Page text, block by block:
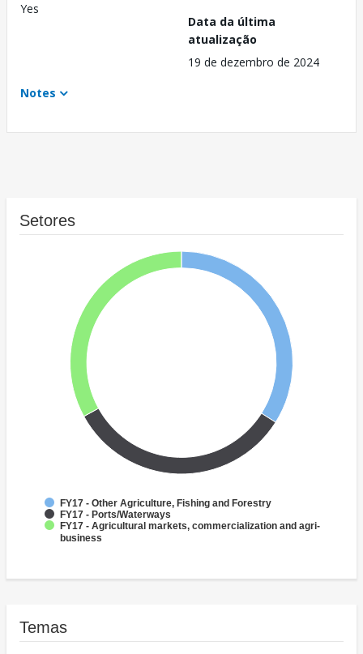
Yes
Data da última
atualização
19 de dezembro de 2024
Notes
Setores
FY17 - Other Agriculture, Fishing and Forestry
FY17 - Ports/Waterways
FY17 - Agricultural markets, commercialization and agri-
business
Temas